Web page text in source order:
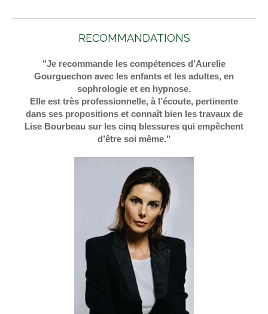
RECOMMANDATIONS
"Je recommande les compétences d’Aurelie
Gourguechon avec les enfants et les adultes, en
sophrologie et en hypnose.
Elle est très professionnelle, à l’écoute, pertinente
dans ses propositions et connaît bien les travaux de
Lise Bourbeau sur les cinq blessures qui empêchent
d’être soi même."